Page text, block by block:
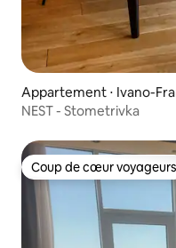
Appartement ⋅ Ivano-
NEST - Stometrivka
Coup de cœur voyageurs
Coup de cœur voyageurs